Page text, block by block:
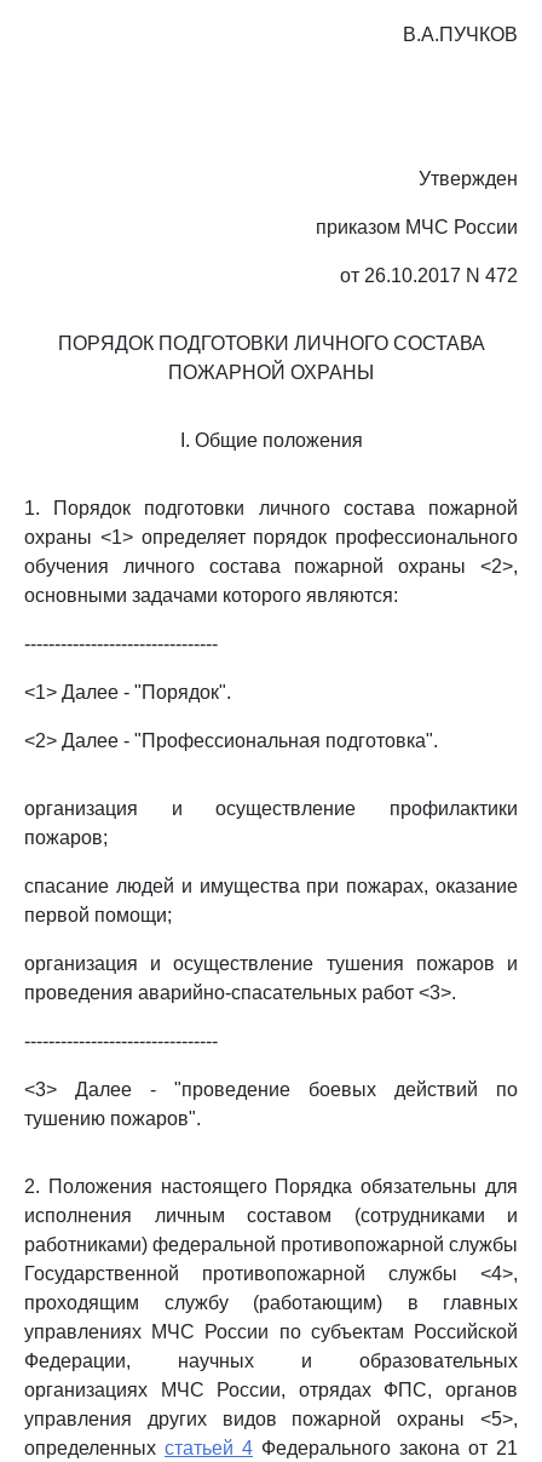
В.А.ПУЧКОВ
Утвержден
приказом МЧС России
от 26.10.2017 N 472
ПОРЯДОК ПОДГОТОВКИ ЛИЧНОГО СОСТАВА
ПОЖАРНОЙ ОХРАНЫ
I. Общие положения
1. Порядок подготовки личного состава пожарной
охраны <1> определяет порядок профессионального
обучения личного состава пожарной охраны <2>,
основными задачами которого являются:
--------------------------------
<1> Далее - "Порядок".
<2> Далее - "Профессиональная подготовка".
организация и осуществление профилактики
пожаров;
спасание людей и имущества при пожарах, оказание
первой помощи;
организация и осуществление тушения пожаров и
проведения аварийно-спасательных работ <3>.
--------------------------------
<3> Далее - "проведение боевых действий по
тушению пожаров".
2. Положения настоящего Порядка обязательны для
исполнения личным составом (сотрудниками и
работниками) федеральной противопожарной службы
Государственной противопожарной службы <4>,
проходящим службу (работающим) в главных
управлениях МЧС России по субъектам Российской
Федерации, научных и образовательных
организациях МЧС России, отрядах ФПС, органов
управления других видов пожарной охраны <5>,
определенных статьей 4 Федерального закона от 21